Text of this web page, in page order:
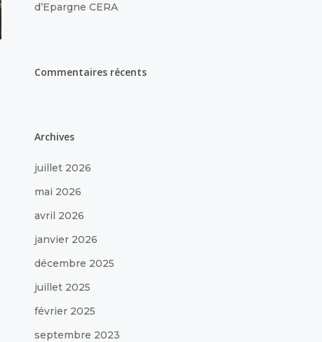
d’Epargne CERA
Commentaires récents
Archives
juillet 2026
mai 2026
avril 2026
janvier 2026
décembre 2025
juillet 2025
février 2025
septembre 2023